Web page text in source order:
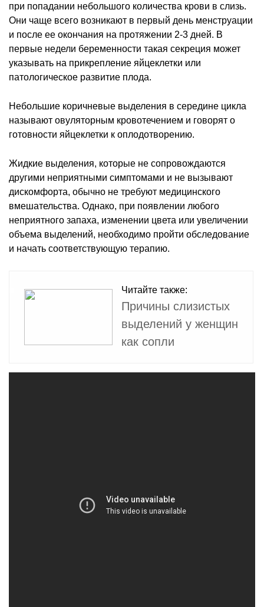
при попадании небольшого количества крови в слизь.
Они чаще всего возникают в первый день менструации
и после ее окончания на протяжении 2-3 дней. В
первые недели беременности такая секреция может
указывать на прикрепление яйцеклетки или
патологическое развитие плода.
Небольшие коричневые выделения в середине цикла
называют овуляторным кровотечением и говорят о
готовности яйцеклетки к оплодотворению.
Жидкие выделения, которые не сопровождаются
другими неприятными симптомами и не вызывают
дискомфорта, обычно не требуют медицинского
вмешательства. Однако, при появлении любого
неприятного запаха, изменении цвета или увеличении
объема выделений, необходимо пройти обследование
и начать соответствующую терапию.
Читайте также:
Причины слизистых
выделений у женщин
как сопли